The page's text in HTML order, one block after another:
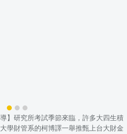
】研究所考試季節來臨，許多大四生積
學財管系的柯博譯一舉推甄上台大財金